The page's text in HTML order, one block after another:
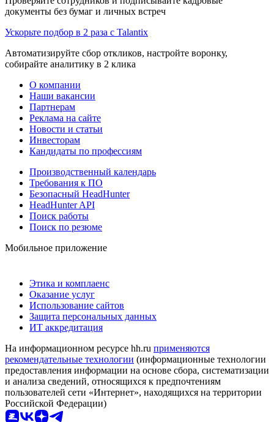
документы без бумаг и личных встреч
Ускорьте подбор в 2 раза с Talantix
Автоматизируйте сбор откликов, настройте воронку,
собирайте аналитику в 2 клика
О компании
Наши вакансии
Партнерам
Реклама на сайте
Новости и статьи
Инвесторам
Кандидаты по профессиям
Производственный календарь
Требования к ПО
Безопасный HeadHunter
HeadHunter API
Поиск работы
Поиск по резюме
Мобильное приложение
Этика и комплаенс
Оказание услуг
Использование сайтов
Защита персональных данных
ИТ аккредитация
На информационном ресурсе hh.ru применяются
рекомендательные технологии (информационные технологии
предоставления информации на основе сбора, систематизации
и анализа сведений, относящихся к предпочтениям
пользователей сети «Интернет», находящихся на территории
Российской Федерации)